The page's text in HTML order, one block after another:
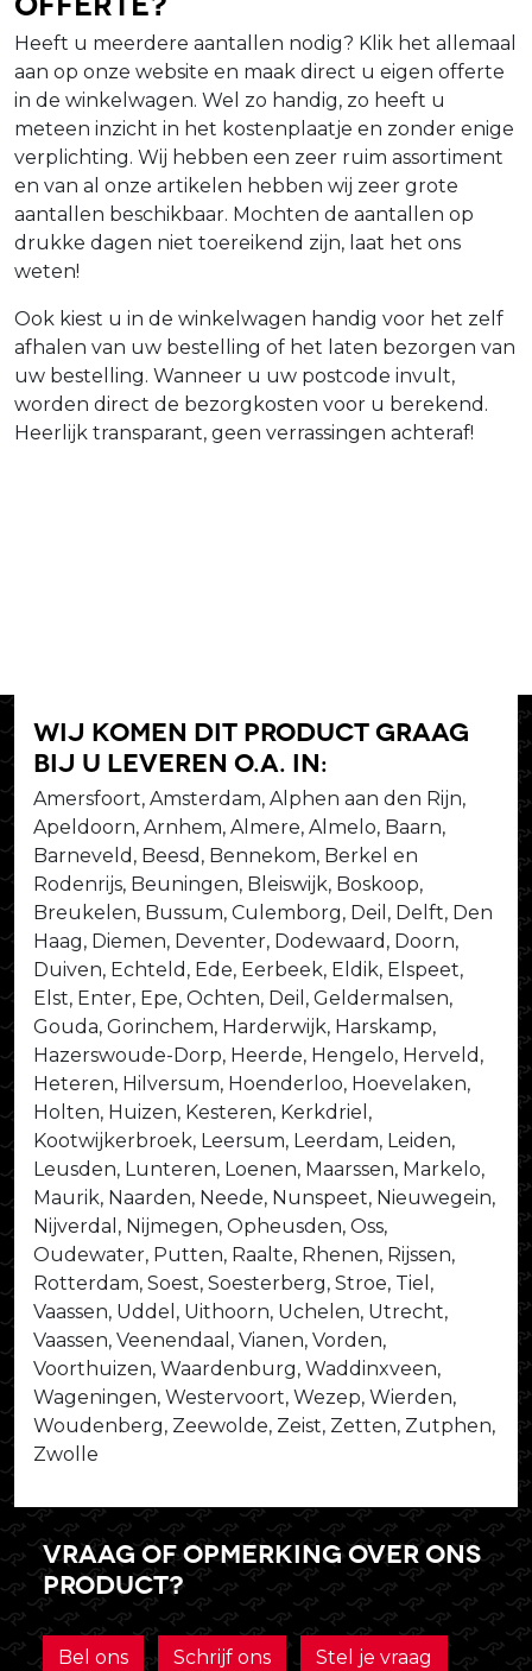
Heeft u meerdere aantallen nodig? Klik het allemaal
aan op onze website en maak direct u eigen offerte
in de winkelwagen. Wel zo handig, zo heeft u
meteen inzicht in het kostenplaatje en zonder enige
verplichting. Wij hebben een zeer ruim assortiment
en van al onze artikelen hebben wij zeer grote
aantallen beschikbaar. Mochten de aantallen op
drukke dagen niet toereikend zijn, laat het ons
weten!
Ook kiest u in de winkelwagen handig voor het zelf
afhalen van uw bestelling of het laten bezorgen van
uw bestelling. Wanneer u uw postcode invult,
worden direct de bezorgkosten voor u berekend.
Heerlijk transparant, geen verrassingen achteraf!
Wij komen dit product graag
bij u leveren o.a. in:
Amersfoort, Amsterdam, Alphen aan den Rijn,
Apeldoorn, Arnhem, Almere, Almelo, Baarn,
Barneveld, Beesd, Bennekom, Berkel en
Rodenrijs, Beuningen, Bleiswijk, Boskoop,
Breukelen, Bussum, Culemborg, Deil, Delft, Den
Haag, Diemen, Deventer, Dodewaard, Doorn,
Duiven, Echteld, Ede, Eerbeek, Eldik, Elspeet,
Elst, Enter, Epe, Ochten, Deil, Geldermalsen,
Gouda, Gorinchem, Harderwijk, Harskamp,
Hazerswoude-Dorp, Heerde, Hengelo, Herveld,
Heteren, Hilversum, Hoenderloo, Hoevelaken,
Holten, Huizen, Kesteren, Kerkdriel,
Kootwijkerbroek, Leersum, Leerdam, Leiden,
Leusden, Lunteren, Loenen, Maarssen, Markelo,
Maurik, Naarden, Neede, Nunspeet, Nieuwegein,
Nijverdal, Nijmegen, Opheusden, Oss,
Oudewater, Putten, Raalte, Rhenen, Rijssen,
Rotterdam, Soest, Soesterberg, Stroe, Tiel,
Vaassen, Uddel, Uithoorn, Uchelen, Utrecht,
Vaassen, Veenendaal, Vianen, Vorden,
Voorthuizen, Waardenburg, Waddinxveen,
Wageningen, Westervoort, Wezep, Wierden,
Woudenberg, Zeewolde, Zeist, Zetten, Zutphen,
Zwolle
Vraag of opmerking over ons
product?
Bel ons Schrijf ons Stel je vraag